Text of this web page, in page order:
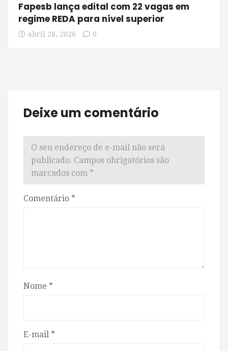
Fapesb lança edital com 22 vagas em
regime REDA para nível superior
abril 28, 2026 0
Deixe um comentário
O seu endereço de e-mail não será
publicado. Campos obrigatórios são
marcados com *
Comentário *
Nome *
E-mail *